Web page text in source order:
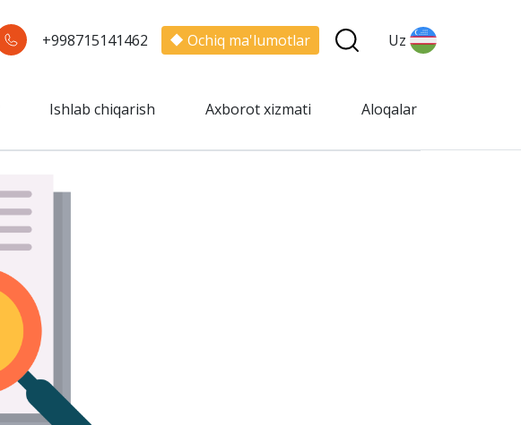
+998715141462 Ochiq ma'lumotlar Uz
Ishlab chiqarish Axborot xizmati Aloqalar